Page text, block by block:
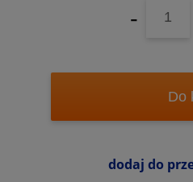
-
Do
dodaj do